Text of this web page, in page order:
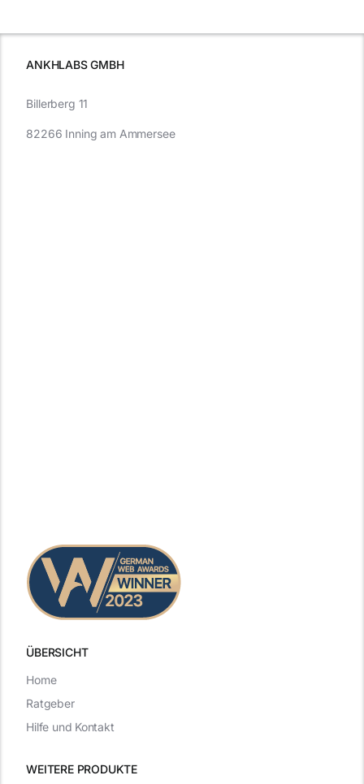
müssen
ANKHLABS GMBH
ÜBERSICHT
WEITERE PRODUKTE
Billerberg 11
82266 Inning am Ammersee
Home
Ratgeber
Hilfe und Kontakt